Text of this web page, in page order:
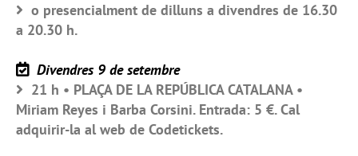
o presencialment de dilluns a divendres de 16.30
a 20.30 h.
Divendres 9 de setembre
21 h • PLAÇA DE LA REPÚBLICA CATALANA •
Miriam Reyes i Barba Corsini. Entrada: 5 €. Cal
adquirir-la al web de Codetickets.